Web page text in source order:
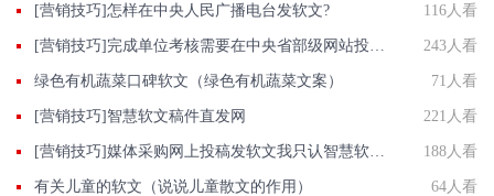
[营销技巧]怎样在中央人民广播电台发软文? 116人看
243人看
绿色有机蔬菜口碑软文（绿色有机蔬菜文案） 71人看
[营销技巧]智慧软文稿件直发网 221人看
188人看
有关儿童的软文（说说儿童散文的作用） 64人看